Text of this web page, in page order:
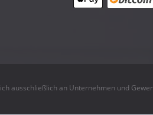
ausschließlich an Unternehmen und